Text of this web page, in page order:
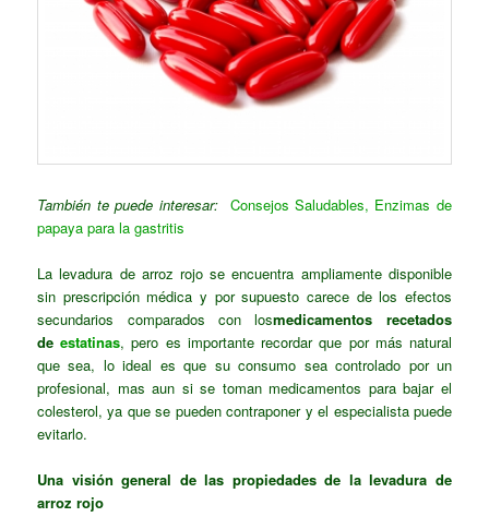
También te puede interesar:
Consejos Saludables, Enzimas de
papaya para la gastritis
La levadura de arroz rojo se encuentra ampliamente disponible
sin prescripción médica y por supuesto carece de los efectos
secundarios comparados con losmedicamentos recetados
deestatinas, pero es importante recordar que por más natural
que sea, lo ideal es que su consumo sea controlado por un
profesional, mas aun si se toman medicamentos para bajar el
colesterol, ya que se pueden contraponer y el especialista puede
evitarlo.
Una visión general de las propiedades de la levadura de
arroz rojo